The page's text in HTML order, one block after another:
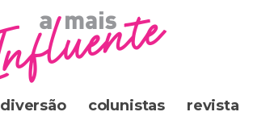
diversão colunistas revista